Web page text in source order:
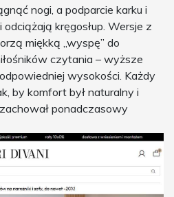
nogi, a podparcie karku i
kręgosłup. Wersje z
miękką „wyspę” do
czytania – wyższe
wysokości. Każdy
by komfort był naturalny i
ponadczasowy